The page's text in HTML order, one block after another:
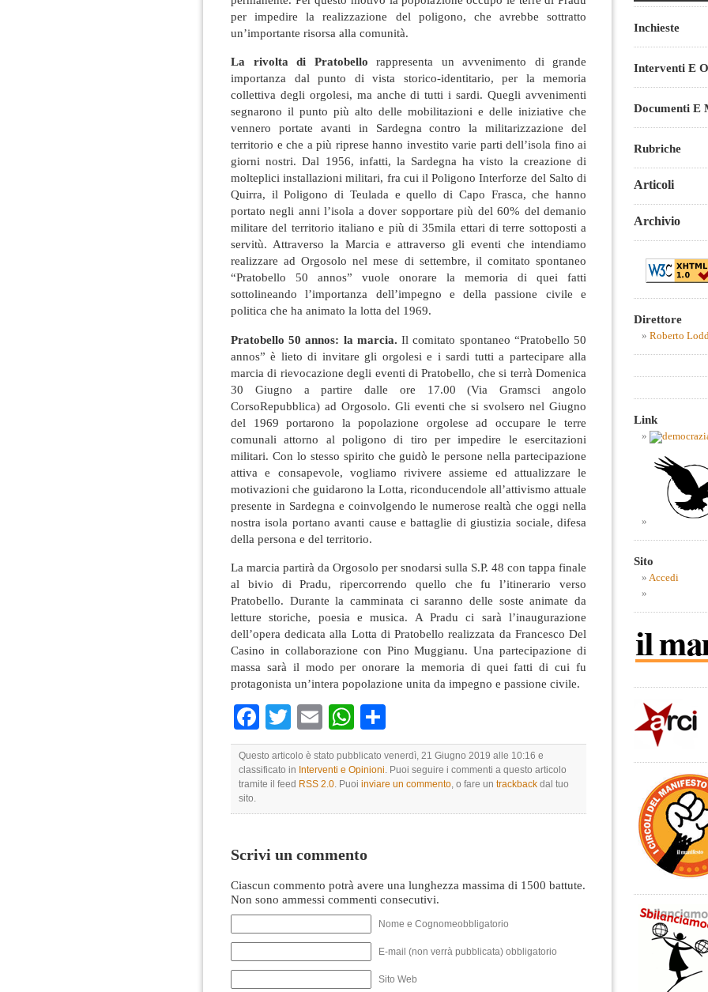
per impedire la realizzazione del poligono, che avrebbe sottratto
un’importante risorsa alla comunità.
La rivolta di Pratobello rappresenta un avvenimento di grande
importanza dal punto di vista storico-identitario, per la memoria
collettiva degli orgolesi, ma anche di tutti i sardi. Quegli avvenimenti
segnarono il punto più alto delle mobilitazioni e delle iniziative che
vennero portate avanti in Sardegna contro la militarizzazione del
territorio e che a più riprese hanno investito varie parti dell’isola fino ai
giorni nostri. Dal 1956, infatti, la Sardegna ha visto la creazione di
molteplici installazioni militari, fra cui il Poligono Interforze del Salto di
Quirra, il Poligono di Teulada e quello di Capo Frasca, che hanno
portato negli anni l’isola a dover sopportare più del 60% del demanio
militare del territorio italiano e più di 35mila ettari di terre sottoposti a
servitù. Attraverso la Marcia e attraverso gli eventi che intendiamo
realizzare ad Orgosolo nel mese di settembre, il comitato spontaneo
“Pratobello 50 annos” vuole onorare la memoria di quei fatti
sottolineando l’importanza dell’impegno e della passione civile e
politica che ha animato la lotta del 1969.
Pratobello 50 annos: la marcia.Il comitato spontaneo “Pratobello 50
annos” è lieto di invitare gli orgolesi e i sardi tutti a partecipare alla
marcia di rievocazione degli eventi di Pratobello, che si terrà Domenica
30 Giugno a partire dalle ore 17.00 (Via Gramsci angolo
CorsoRepubblica) ad Orgosolo. Gli eventi che si svolsero nel Giugno
del 1969 portarono la popolazione orgolese ad occupare le terre
comunali attorno al poligono di tiro per impedire le esercitazioni
militari. Con lo stesso spirito che guidò le persone nella partecipazione
attiva e consapevole, vogliamo rivivere assieme ed attualizzare le
motivazioni che guidarono la Lotta, riconducendole all’attivismo attuale
presente in Sardegna e coinvolgendo le numerose realtà che oggi nella
nostra isola portano avanti cause e battaglie di giustizia sociale, difesa
della persona e del territorio.
La marcia partirà da Orgosolo per snodarsi sulla S.P. 48 con tappa finale
al bivio di Pradu, ripercorrendo quello che fu l’itinerario verso
Pratobello. Durante la camminata ci saranno delle soste animate da
letture storiche, poesia e musica. A Pradu ci sarà l’inaugurazione
dell’opera dedicata alla Lotta di Pratobello realizzata da Francesco Del
Casino in collaborazione con Pino Muggianu. Una partecipazione di
massa sarà il modo per onorare la memoria di quei fatti di cui fu
protagonista un’intera popolazione unita da impegno e passione civile.
Facebook
TwitterEmailWhatsApp
Questo articolo è stato pubblicato venerdì, 21 Giugno 2019 alle 10:16 e
classificato in Interventi e Opinioni. Puoi seguire i commenti a questo articolo
tramite il feed RSS 2.0. Puoi inviare un commento, o fare un trackback dal tuo
sito.
Scrivi un commento
Ciascun commento potrà avere una lunghezza massima di 1500 battute.
Non sono ammessi commenti consecutivi.
Nome e Cognomeobbligatorio
E-mail (non verrà pubblicata) obbligatorio
Sito Web
Inchieste
Interventi E
Documenti E
Rubriche
Articoli
Archivio
Direttore
Roberto
Link
Sito
Accedi